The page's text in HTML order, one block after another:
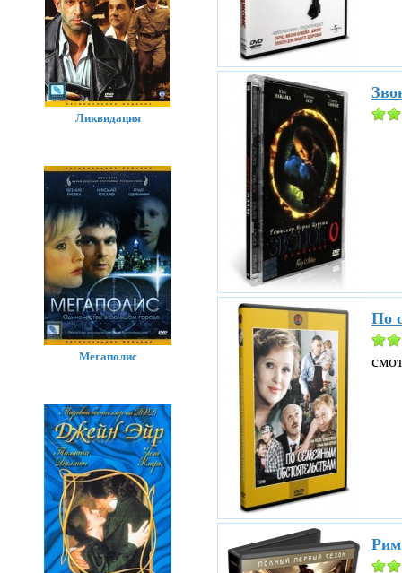
По
Рим
Ликвидация
Мегаполис